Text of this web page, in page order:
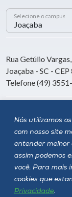
Nós utilizamos
com nosso site
entender melhor
assim podemos
você. Para mais
cookies que
Privacidade.
Selecione o campus
Rua Getúlio
Joaçaba - SC -
Telefone (49)
Siga a